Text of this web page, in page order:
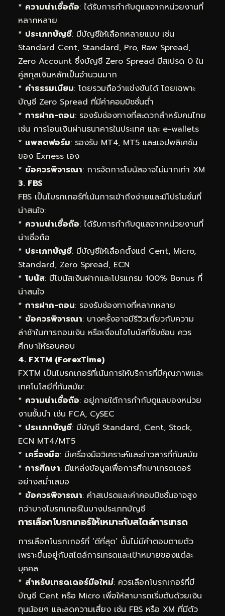
* ความน่าเชื่อถือ: ได้รับการกำกับดูแลจากหน่วยงานที่
หลากหลาย
* ประเภทบัญชี: มีบัญชีให้เลือกหลายแบบ เช่น
Standard Cent, Standard, Pro, Raw Spread,
Zero Account ซึ่งบัญชี Zero Spread มีสเปรด 0 ใน
คู่สกุลเงินหลักเป็นจำนวนมาก
* ค่าธรรมเนียม: โดยรวมถือว่าแข่งขันได้ โดยเฉพาะ
บัญชี Zero Spread ที่มีค่าคอมมิชชั่นต่ำ
* การฝาก-ถอน: รองรับช่องทางที่สะดวกสำหรับคนไทย
เช่น การโอนเงินผ่านธนาคารในประเทศ และ e-wallets
* แพลตฟอร์ม: รองรับ MT4, MT5 และแอปพลิเคชัน
ของ Exness เอง
* ข้อควรพิจารณา: การจัดการโบนัสอาจไม่มากเท่า XM
3. FBS
FBS เป็นโบรกเกอร์ที่เน้นการเข้าถึงง่ายและมีโปรโมชั่นที่
น่าสนใจ:
* ความน่าเชื่อถือ: ได้รับการกำกับดูแลจากหน่วยงานที่
น่าเชื่อถือ
* ประเภทบัญชี: มีบัญชีให้เลือกตั้งแต่ Cent, Micro,
Standard, Zero Spread, ECN
* โบนัส: มีโบนัสเงินฝากและโปรแกรม 100% Bonus ที่
น่าสนใจ
* การฝาก-ถอน: รองรับช่องทางที่หลากหลาย
* ข้อควรพิจารณา: บางครั้งอาจมีรีวิวเกี่ยวกับความ
ล่าช้าในการถอนเงิน หรือเงื่อนไขโบนัสที่ซับซ้อน ควร
ศึกษาให้รอบคอบ
4. FXTM (ForexTime)
FXTM เป็นโบรกเกอร์ที่เน้นการให้บริการที่มีคุณภาพและ
เทคโนโลยีที่ทันสมัย:
* ความน่าเชื่อถือ: อยู่ภายใต้การกำกับดูแลของหน่วย
งานชั้นนำ เช่น FCA, CySEC
* ประเภทบัญชี: มีบัญชี Standard, Cent, Stock,
ECN MT4/MT5
* เครื่องมือ: มีเครื่องมือวิเคราะห์และข่าวสารที่ทันสมัย
* การศึกษา: มีแหล่งข้อมูลเพื่อการศึกษาเทรดเดอร์
อย่างสม่ำเสมอ
* ข้อควรพิจารณา: ค่าสเปรดและค่าคอมมิชชั่นอาจสูง
กว่าบางโบรกเกอร์ในบางประเภทบัญชี
การเลือกโบรกเกอร์ให้เหมาะกับสไตล์การเทรด
การเลือกโบรกเกอร์ที่ ‘ดีที่สุด’ นั้นไม่มีคำตอบตายตัว
เพราะขึ้นอยู่กับสไตล์การเทรดและเป้าหมายของแต่ละ
บุคคล
* สำหรับเทรดเดอร์มือใหม่: ควรเลือกโบรกเกอร์ที่มี
บัญชี Cent หรือ Micro เพื่อให้สามารถเริ่มต้นด้วยเงิน
ทุนน้อยๆ และลดความเสี่ยง เช่น FBS หรือ XM ที่มีตัว